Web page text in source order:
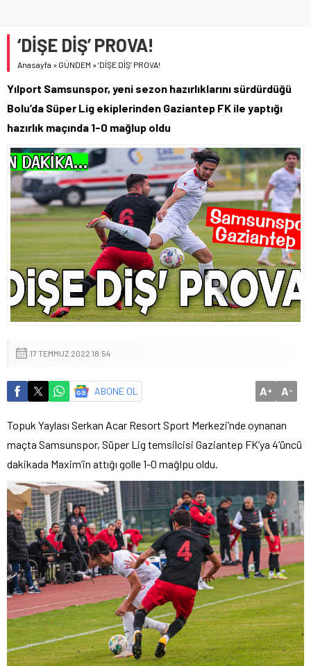
‘DİŞE DİŞ’ PROVA!
Anasayfa » GÜNDEM »‘DİŞE DİŞ’ PROVA!
Yılport Samsunspor, yeni sezon hazırlıklarını sürdürdüğü
Bolu’da Süper Lig ekiplerinden Gaziantep FK ile yaptığı
hazırlık maçında 1-0 mağlup oldu
17 TEMMUZ 2022 18:54
ABONE OL A+ A-
Topuk Yaylası Serkan Acar Resort Sport Merkezi’nde oynanan
maçta Samsunspor, Süper Lig temsilcisi Gaziantep FK’ya 4’üncü
dakikada Maxim’in attığı golle 1-0 mağlpu oldu.